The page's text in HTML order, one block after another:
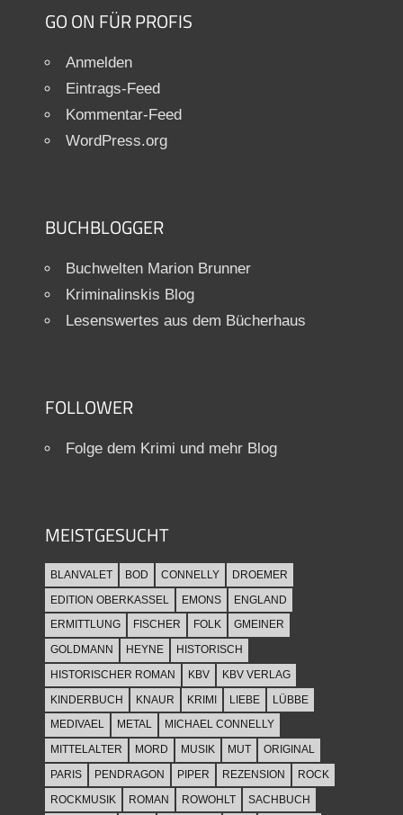
GO ON FÜR PROFIS
Anmelden
Eintrags-Feed
Kommentar-Feed
WordPress.org
BUCHBLOGGER
Buchwelten Marion Brunner
Kriminalinskis Blog
Lesenswertes aus dem Bücherhaus
FOLLOWER
Folge dem Krimi und mehr Blog
MEISTGESUCHT
BLANVALET BOD CONNELLY
DROEMER
EDITION OBERKASSEL
EMONS
ENGLAND
ERMITTLUNG
FISCHER FOLK
GMEINER
GOLDMANN
HEYNE
HISTORISCH
HISTORISCHER ROMAN
KBV
KBV VERLAG
KINDERBUCH
KNAUR KRIMI LIEBE
LÜBBE
MEDIVAEL
METAL
MICHAEL CONNELLY
MITTELALTER
MORD MUSIK MUT
ORIGINAL
PARIS
PENDRAGON PIPER REZENSION
ROCK
ROCKMUSIK
ROMAN ROWOHLT SACHBUCH